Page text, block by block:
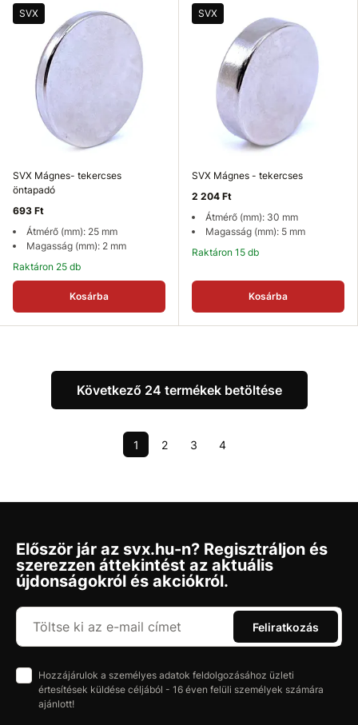
SVX
SVX Mágnes- tekercses
öntapadó
693 Ft
Átmérő (mm): 25 mm
Magasság (mm): 2 mm
Raktáron 25 db
Kosárba
SVX
SVX Mágnes - tekercses
2 204 Ft
Átmérő (mm): 30 mm
Magasság (mm): 5 mm
Raktáron 15 db
Kosárba
Következő 24 termékek betöltése
1 2 3 4
Először jár az svx.hu-n? Regisztráljon és
szerezzen áttekintést az aktuális
újdonságokról és akciókról.
Feliratkozás
Hozzájárulok a személyes adatok feldolgozásához üzleti
értesítések küldése céljából - 16 éven felüli személyek számára
ajánlott!